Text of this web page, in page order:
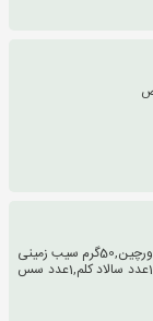
نرمال,3تکه فیله مرغ استریپس,دورچین,50گرم سیب زمینی
سرخ شده,50گرم قارچ سوخاری,1عدد سالاد کلم,1عدد سس